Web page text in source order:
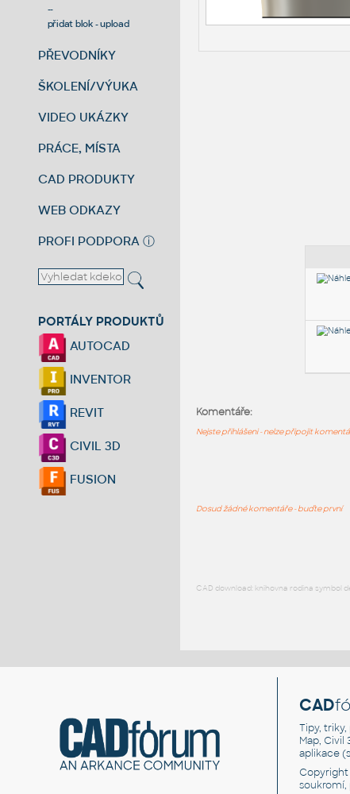
--
přidat blok - upload
PŘEVODNÍKY
ŠKOLENÍ/VÝUKA
VIDEO UKÁZKY
PRÁCE, MÍSTA
CAD PRODUKTY
WEB ODKAZY
PROFI PODPORA ⓘ
PORTÁLY PRODUKTŮ
AUTOCAD
INVENTOR
REVIT
CIVIL 3D
FUSION
Komentáře:
Nejste přihlášeni - nelze připojit
Dosud žádné komentáře - buďte první
CAD download: knihovna rodina symbol
CAD
Tipy,
Map, Civil
aplikace